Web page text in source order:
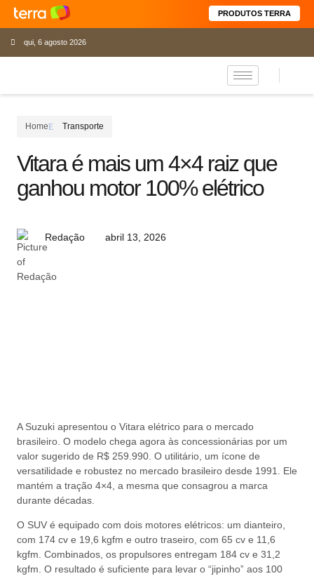
PRODUTOS TERRA
qui, 6 agosto 2026
Home Transporte
Vitara é mais um 4×4 raiz que
ganhou motor 100% elétrico
Redação abril 13, 2026
A Suzuki apresentou o Vitara elétrico para o mercado
brasileiro. O modelo chega agora às concessionárias por um
valor sugerido de R$ 259.990. O utilitário, um ícone de
versatilidade e robustez no mercado brasileiro desde 1991. Ele
mantém a tração 4×4, a mesma que consagrou a marca
durante décadas.
O SUV é equipado com dois motores elétricos: um dianteiro,
com 174 cv e 19,6 kgfm e outro traseiro, com 65 cv e 11,6
kgfm. Combinados, os propulsores entregam 184 cv e 31,2
kgfm. O resultado é suficiente para levar o “jipinho” aos 100